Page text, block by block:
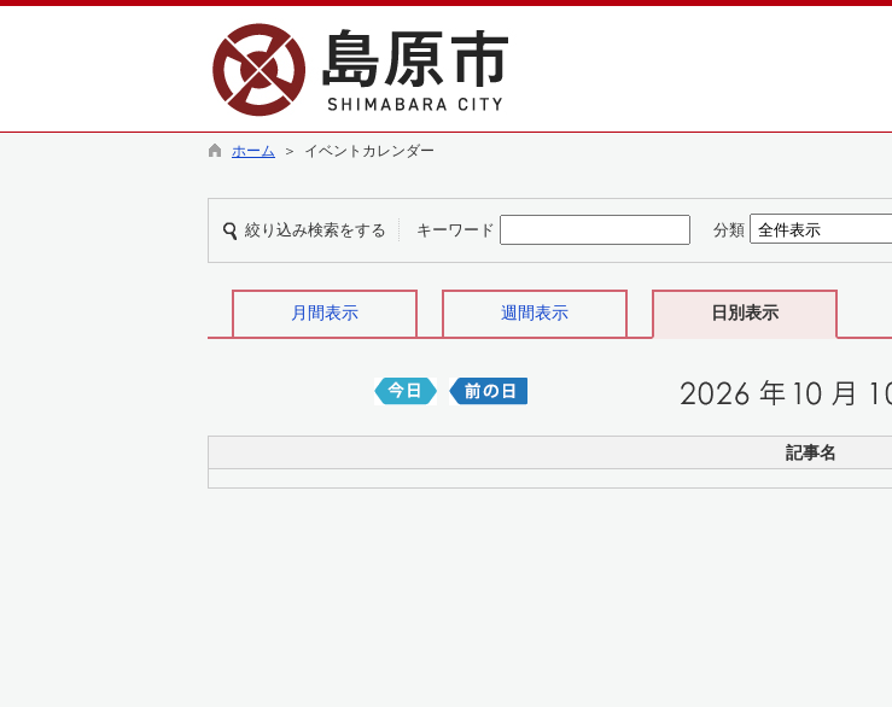
ホーム ＞ イベントカレンダー
絞り込み検索をする キーワード 分類
月間表示 週間表示 日別表示
記事名